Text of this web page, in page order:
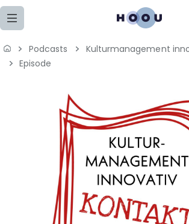
Zum Seiteninhalt springen
Home
Podcasts
Meine Lernangebote
News
Veranstaltungen
Podcasts
Kulturmanagement
Episode